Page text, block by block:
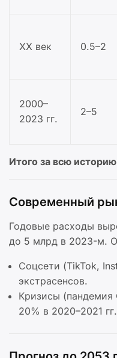
XX век 0.5–2
2000–
2023 гг.
2–5
Итого за всю историю
Современный
Годовые расходы
до 5 млрд в 2023-м.
Соцсети (TikTok,
экстрасенсов.
Кризисы (пандемия
20% в 2020–2021